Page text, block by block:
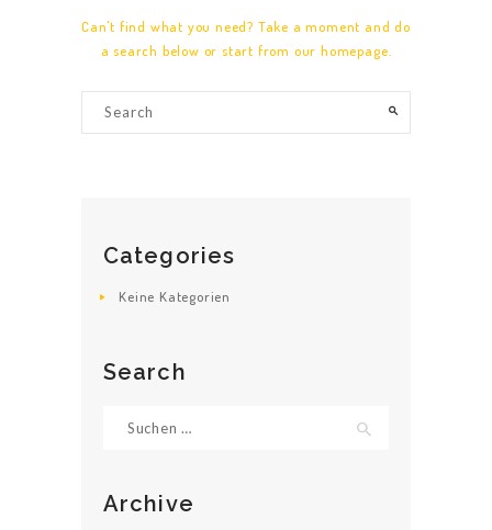
Can't find what you need? Take a moment and do
a search below or start from our homepage
Categories
Keine Kategorien
Search
nach:
Archive